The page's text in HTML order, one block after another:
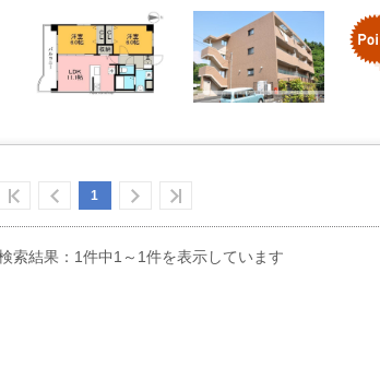
1
索結果：1件中1～1件を表示しています